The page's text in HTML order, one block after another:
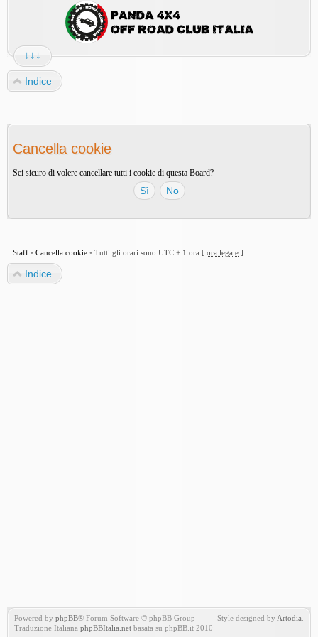
↓↓↓
Indice
Cancella cookie
Sei sicuro di volere cancellare tutti i cookie di questa Board?
Staff • Cancella cookie • Tutti gli orari sono UTC + 1 ora [ ora legale ]
Indice
Powered by phpBB® Forum Software © phpBB Group
Traduzione Italiana phpBBItalia.net basata su phpBB.it 2010
Style designed by Artodia